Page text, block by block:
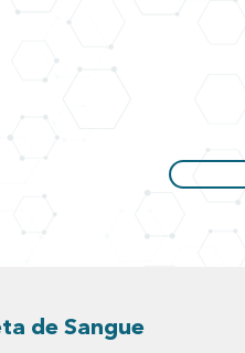
de Sangue